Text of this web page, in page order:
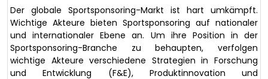
Der globale Sportsponsoring-Markt ist hart umkämpft.
Wichtige Akteure bieten Sportsponsoring auf nationaler
und internationaler Ebene an. Um ihre Position in der
Sportsponsoring-Branche zu behaupten, verfolgen
wichtige Akteure verschiedene Strategien in Forschung
und Entwicklung (F&E), Produktinnovation und